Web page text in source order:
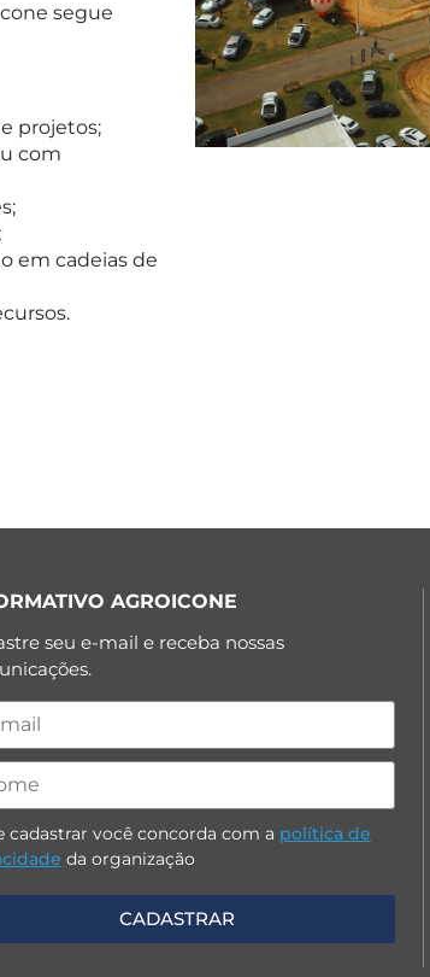
segue
projetos;
com
em cadeias de
AGROICONE
seu e-mail e receba nossas
cadastrar você concorda com a política de
da organização